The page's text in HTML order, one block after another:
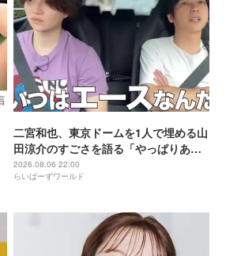
二宮和也、東京ドームを1人で埋める山
田涼介のすごさを語る「やっぱりあい
つはエース」
2026.08.06 22:00
らいばーずワールド